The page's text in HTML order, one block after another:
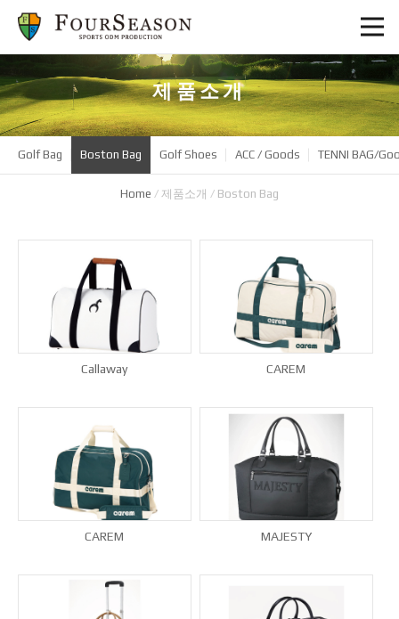
제품소개
Golf Bag Boston Bag Golf Shoes ACC / Goods TENNI BAG/
Home / 제품소개 / Boston Bag
Callaway CAREM
CAREM MAJESTY